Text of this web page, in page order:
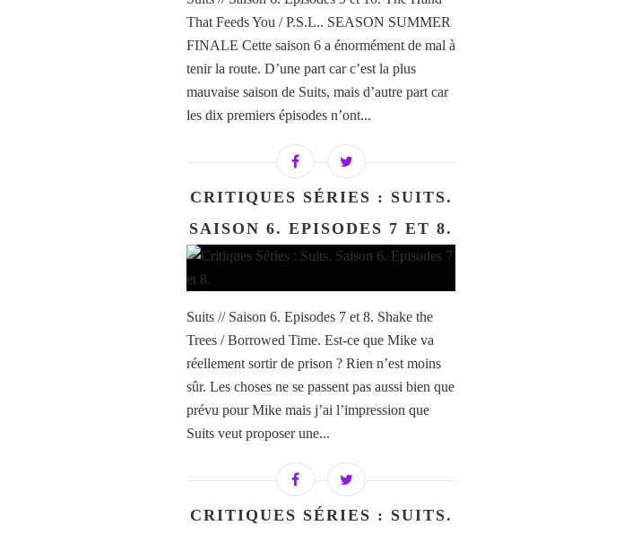
That Feeds You / P.S.L.. SEASON SUMMER
FINALE Cette saison 6 a énormément de mal à
tenir la route. D’une part car c’est la plus
mauvaise saison de Suits, mais d’autre part car
les dix premiers épisodes n’ont...
CRITIQUES SÉRIES : SUITS.
SAISON 6. EPISODES 7 ET 8.
Suits // Saison 6. Episodes 7 et 8. Shake the
Trees / Borrowed Time. Est-ce que Mike va
réellement sortir de prison ? Rien n’est moins
sûr. Les choses ne se passent pas aussi bien que
prévu pour Mike mais j’ai l’impression que
Suits veut proposer une...
CRITIQUES SÉRIES : SUITS.